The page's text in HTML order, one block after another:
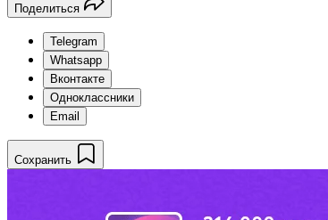
Поделиться
Telegram
Whatsapp
Вконтакте
Одноклассники
Email
Сохранить